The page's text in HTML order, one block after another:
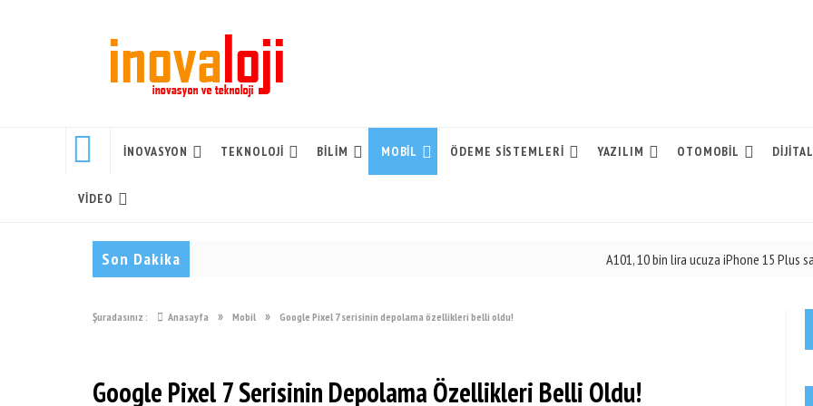
İNOVASYON TEKNOLOJI BILIM MOBIL ÖDEME SISTEMLERI YAZILIM OTOMOBIL DIJITAL
VIDEO
Son Dakika A101, 10 bin lira ucuza iPhone 15 Plus satıyor!|
Şuradasınız : Anasayfa » Mobil » Google Pixel 7 serisinin depolama özellikleri belli oldu!
Google Pixel 7 Serisinin Depolama Özellikleri Belli Oldu!